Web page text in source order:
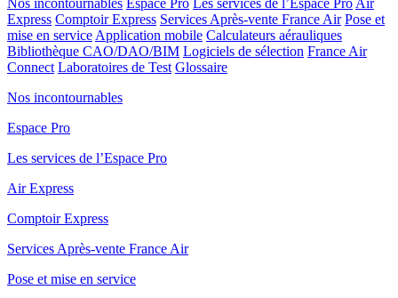
Nos incontournables Espace Pro Les services de l’Espace Pro Air
Express Comptoir Express Services Après-vente France Air Pose et
mise en service Application mobile Calculateurs aérauliques
Bibliothèque CAO/DAO/BIM Logiciels de sélection France Air
Connect Laboratoires de Test Glossaire
Nos incontournables
Espace Pro
Les services de l’Espace Pro
Air Express
Comptoir Express
Services Après-vente France Air
Pose et mise en service